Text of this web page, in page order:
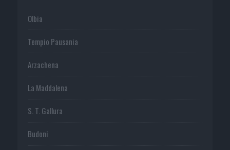
Olbia
Tempio Pausania
Arzachena
La Maddalena
S. T. Gallura
Budoni